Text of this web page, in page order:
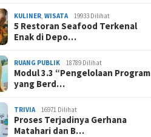
KULINER ,WISATA 19933 Dilihat
5 Restoran Seafood Terkenal
Enak di Depo…
RUANG PUBLIK 18789 Dilihat
Modul 3.3 “Pengelolaan Program
yang Berd…
TRIVIA 16971 Dilihat
Proses Terjadinya Gerhana
Matahari dan B…